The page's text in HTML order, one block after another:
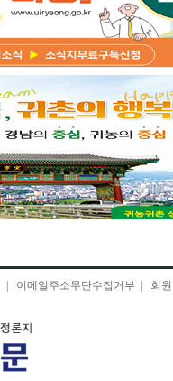
| 이메일주소무단수집거부 | 회